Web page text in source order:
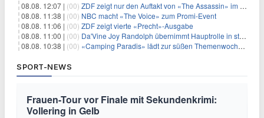
08.08. 12:07 | (00) ZDF zeigt nur den Auftakt von «The Assassin» im Fernsehen
08.08. 11:38 | (00) NBC macht «The Voice» zum Promi-Event
08.08. 11:06 | (00) ZDF zeigt vierte «Precht»-Ausgabe
08.08. 11:00 | (00) Da'Vine Joy Randolph übernimmt Hauptrolle in starbesetzter schwarzer Komödie
08.08. 10:38 | (00) «Camping Paradis» lädt zur süßen Themenwoche ein
SPORT-NEWS
Frauen-Tour vor Finale mit Sekundenkrimi:
Vollering in Gelb